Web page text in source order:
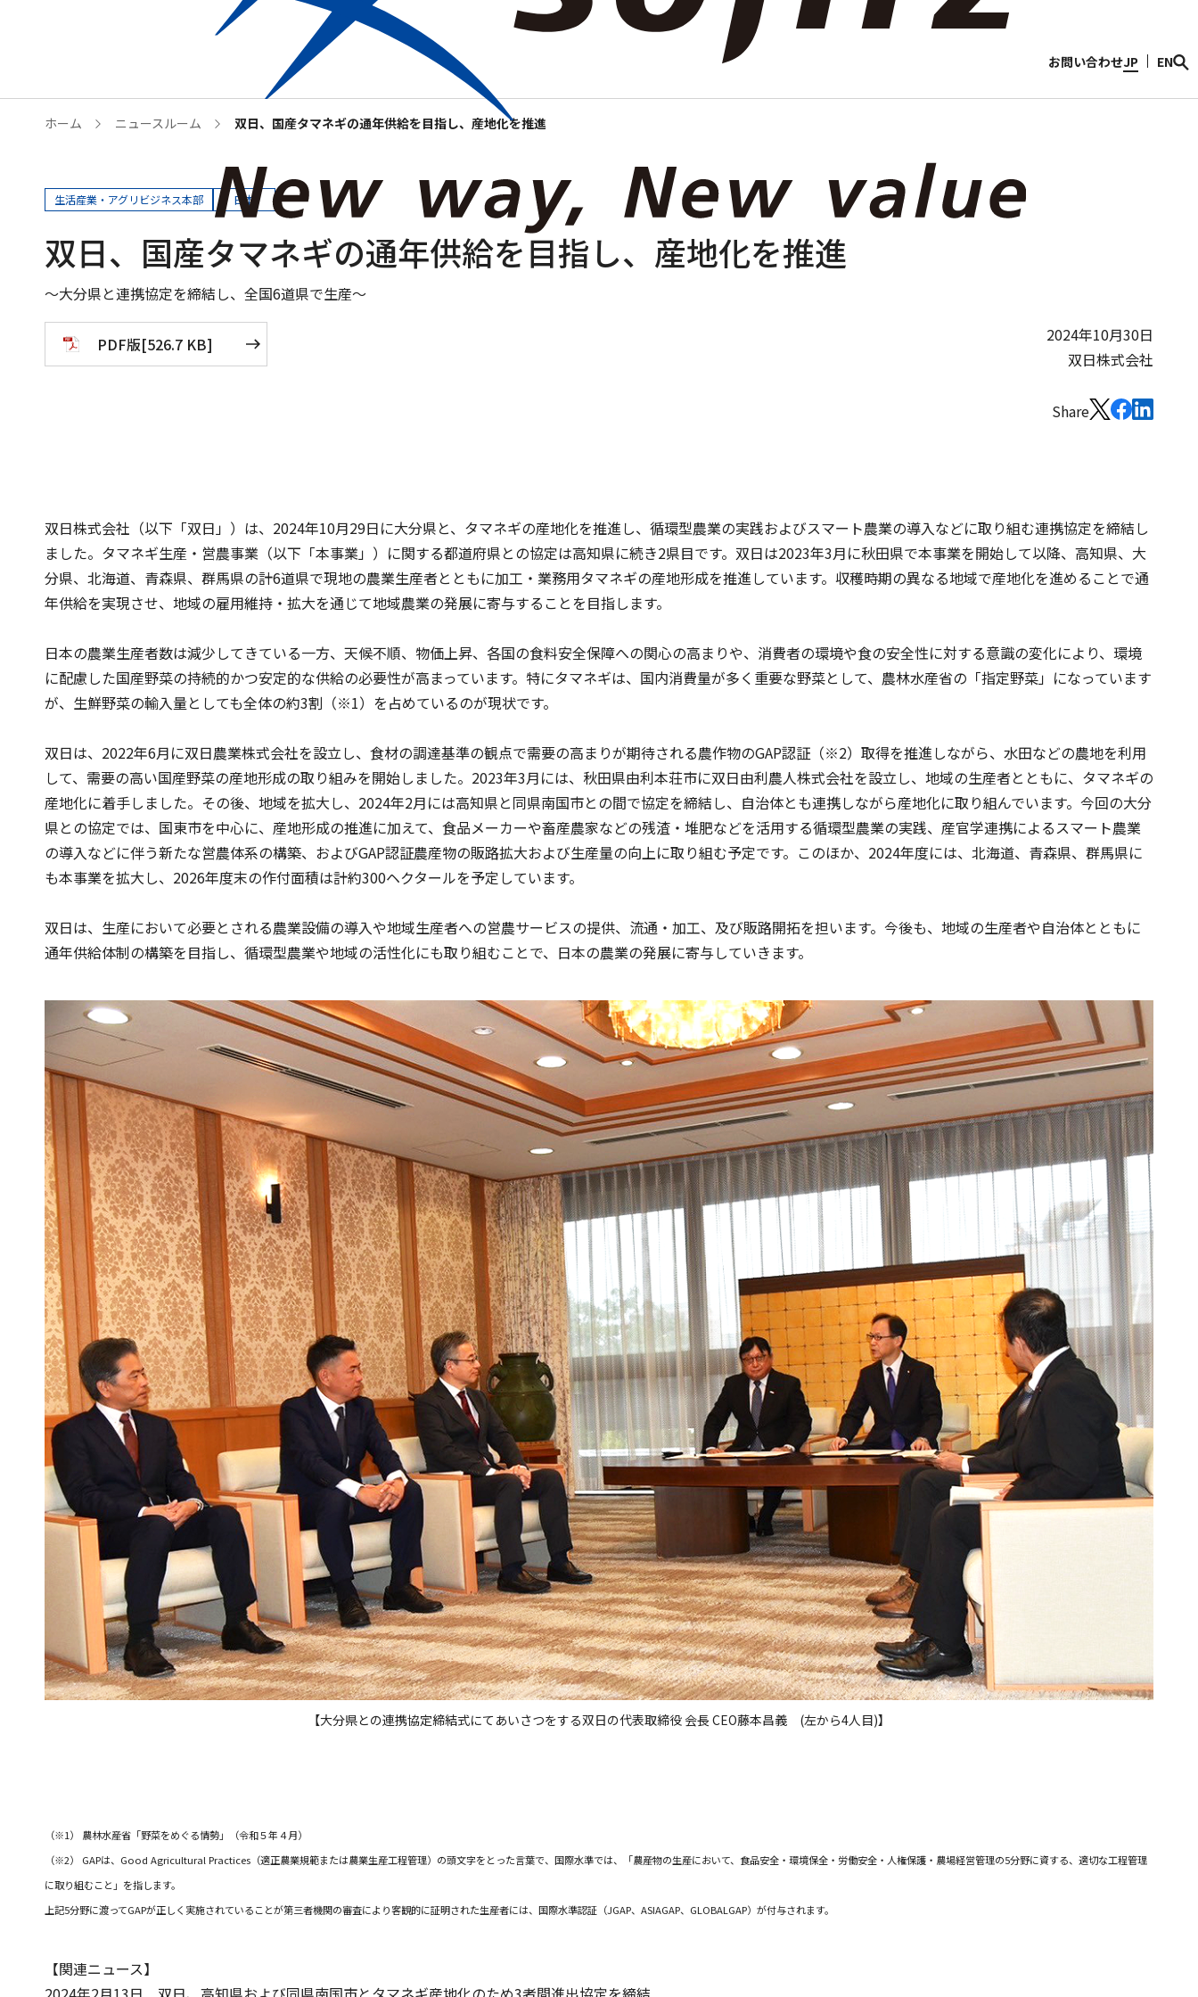
Who we are ニュースルーム サステナビリティ お問い合わせJP EN
ホーム ニュースルーム 双日、国産タマネギの通年供給を目指し、産地化を推進
生活産業・アグリビジネス本部 日本
双日、国産タマネギの通年供給を目指し、産地化を推進
～大分県と連携協定を締結し、全国6道県で生産～
PDF版[526.7 KB]
2024年10月30日
双日株式会社
Share
双日株式会社（以下「双日」）は、2024年10月29日に大分県と、タマネギの産地化を推進し、循環型農業の実践およびスマート農業の導入などに取り組む連携協定を締結し
ました。タマネギ生産・営農事業（以下「本事業」）に関する都道府県との協定は高知県に続き2県目です。双日は2023年3月に秋田県で本事業を開始して以降、高知県、大
分県、北海道、青森県、群馬県の計6道県で現地の農業生産者とともに加工・業務用タマネギの産地形成を推進しています。収穫時期の異なる地域で産地化を進めることで通
年供給を実現させ、地域の雇用維持・拡大を通じて地域農業の発展に寄与することを目指します。
日本の農業生産者数は減少してきている一方、天候不順、物価上昇、各国の食料安全保障への関心の高まりや、消費者の環境や食の安全性に対する意識の変化により、環境
に配慮した国産野菜の持続的かつ安定的な供給の必要性が高まっています。特にタマネギは、国内消費量が多く重要な野菜として、農林水産省の「指定野菜」になっています
が、生鮮野菜の輸入量としても全体の約3割（※1）を占めているのが現状です。
双日は、2022年6月に双日農業株式会社を設立し、食材の調達基準の観点で需要の高まりが期待される農作物のGAP認証（※2）取得を推進しながら、水田などの農地を利用
して、需要の高い国産野菜の産地形成の取り組みを開始しました。2023年3月には、秋田県由利本荘市に双日由利農人株式会社を設立し、地域の生産者とともに、タマネギの
産地化に着手しました。その後、地域を拡大し、2024年2月には高知県と同県南国市との間で協定を締結し、自治体とも連携しながら産地化に取り組んでいます。今回の大分
県との協定では、国東市を中心に、産地形成の推進に加えて、食品メーカーや畜産農家などの残渣・堆肥などを活用する循環型農業の実践、産官学連携によるスマート農業
の導入などに伴う新たな営農体系の構築、およびGAP認証農産物の販路拡大および生産量の向上に取り組む予定です。このほか、2024年度には、北海道、青森県、群馬県に
も本事業を拡大し、2026年度末の作付面積は計約300ヘクタールを予定しています。
双日は、生産において必要とされる農業設備の導入や地域生産者への営農サービスの提供、流通・加工、及び販路開拓を担います。今後も、地域の生産者や自治体とともに
通年供給体制の構築を目指し、循環型農業や地域の活性化にも取り組むことで、日本の農業の発展に寄与していきます。
【大分県との連携協定締結式にてあいさつをする双日の代表取締役 会長 CEO藤本昌義 (左から4人目)】
（※1） 農林水産省「野菜をめぐる情勢」（令和５年４月）
（※2） GAPは、Good Agricultural Practices（適正農業規範または農業生産工程管理）の頭文字をとった言葉で、国際水準では、「農産物の生産において、食品安全・環境保全・労働安全・人権保護・農場経営管理の5分野に資する、適切な工程管理
に取り組むこと」を指します。
上記5分野に渡ってGAPが正しく実施されていることが第三者機関の審査により客観的に証明された生産者には、国際水準認証（JGAP、ASIAGAP、GLOBALGAP）が付与されます。
【関連ニュース】